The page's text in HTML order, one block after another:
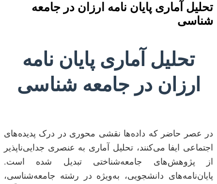
تحلیل آماری پایان نامه ارزان در جامعه
شناسی
تحلیل آماری پایان نامه
ارزان در جامعه شناسی
در عصر حاضر که داده‌ها نقشی محوری در درک پدیده‌های
اجتماعی ایفا می‌کنند، تحلیل آماری به عنصری جدایی‌ناپذیر
از پژوهش‌های جامعه‌شناختی تبدیل شده است.
پایان‌نامه‌های دانشجویی، به‌ویژه در رشته جامعه‌شناسی،